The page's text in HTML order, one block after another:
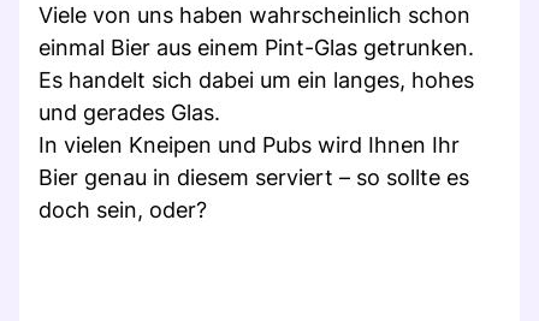
Viele von uns haben wahrscheinlich schon
einmal Bier aus einem Pint-Glas getrunken.
Es handelt sich dabei um ein langes, hohes
und gerades Glas.
In vielen Kneipen und Pubs wird Ihnen Ihr
Bier genau in diesem serviert – so sollte es
doch sein, oder?